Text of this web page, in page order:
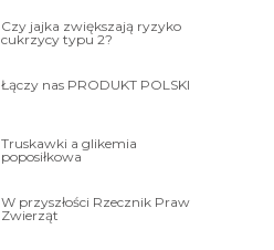
Czy jajka zwiększają ryzyko
cukrzycy typu 2?
Łączy nas PRODUKT POLSKI
Truskawki a glikemia
poposiłkowa
W przyszłości Rzecznik Praw
Zwierząt